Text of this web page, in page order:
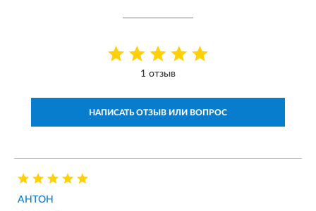
1 отзыв
НАПИСАТЬ ОТЗЫВ ИЛИ ВОПРОС
АНТОН